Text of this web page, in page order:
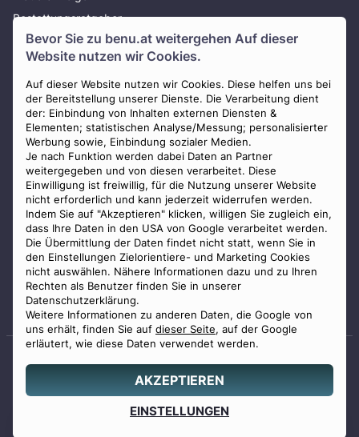
Bevor Sie zu benu.at weitergehen Auf dieser
Website nutzen wir Cookies.
Auf dieser Website nutzen wir Cookies. Diese helfen uns bei
der Bereitstellung unserer Dienste. Die Verarbeitung dient
der: Einbindung von Inhalten externen Diensten &
Elementen; statistischen Analyse/Messung; personalisierter
Werbung sowie, Einbindung sozialer Medien.
Je nach Funktion werden dabei Daten an Partner
weitergegeben und von diesen verarbeitet. Diese
Einwilligung ist freiwillig, für die Nutzung unserer Website
nicht erforderlich und kann jederzeit widerrufen werden.
Indem Sie auf "Akzeptieren" klicken, willigen Sie zugleich ein,
dass Ihre Daten in den USA von Google verarbeitet werden.
Die Übermittlung der Daten findet nicht statt, wenn Sie in
den Einstellungen Zielorientiere- und Marketing Cookies
nicht auswählen. Nähere Informationen dazu und zu Ihren
Rechten als Benutzer finden Sie in unserer
Datenschutzerklärung.
Weitere Informationen zu anderen Daten, die Google von
uns erhält, finden Sie auf dieser Seite, auf der Google
erläutert, wie diese Daten verwendet werden.
AKZEPTIEREN
EINSTELLUNGEN
0800 88 44 04
erstellen
Bestattungsratgeber
Über uns
Presse
AGB
Impressum
Datenschutz
Widerrufsbelehrung
Zahlungsmöglichkeiten
Staatlich geprüfter
© 2026 Benu GmbH. Alle Rechte vorbehalten.